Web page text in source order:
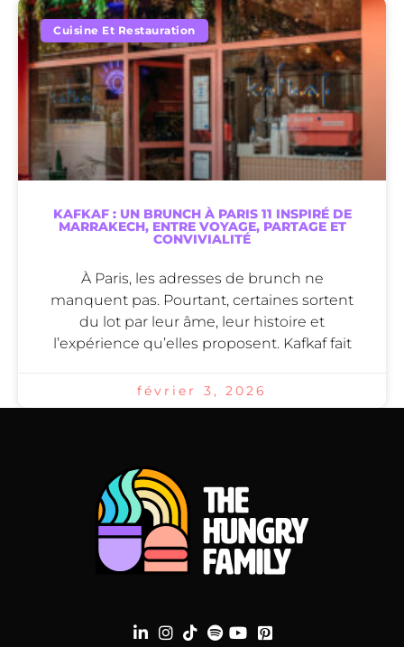
Cuisine Et Restauration
KAFKAF : UN BRUNCH À PARIS 11 INSPIRÉ DE
MARRAKECH, ENTRE VOYAGE, PARTAGE ET
CONVIVIALITÉ
À Paris, les adresses de brunch ne
manquent pas. Pourtant, certaines sortent
du lot par leur âme, leur histoire et
l’expérience qu’elles proposent. Kafkaf fait
février 3, 2026